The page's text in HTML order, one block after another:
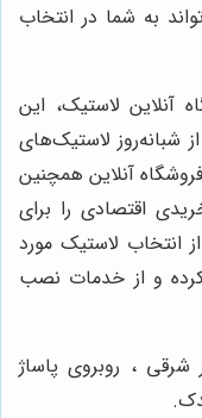
به شما در انتخاب
آنلاین لاستیک، این
شبانه‌روز لاستیک‌های
آنلاین همچنین
اقتصادی را برای
انتخاب لاستیک مورد
کرده و از خدمات نصب
شرقی ، روبروی پاساژ